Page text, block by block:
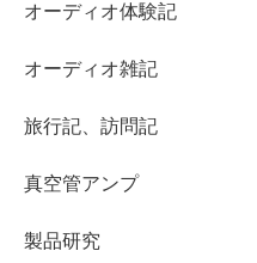
オーディオ体験記
オーディオ雑記
旅行記、訪問記
真空管アンプ
製品研究